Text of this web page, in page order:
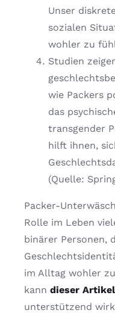
Unser
sozialen
wohler zu
Studien
wie Packers
das
transgender
hilft ihnen,
(Quelle:
Packer-
Rolle im Leben
binärer Personen,
im Alltag wohler
kann dieser Artikel
unterstützend